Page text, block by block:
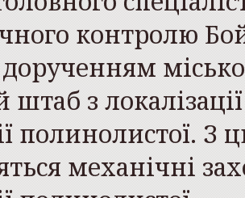
контролю
штаб з
полинолистої. З
механічні